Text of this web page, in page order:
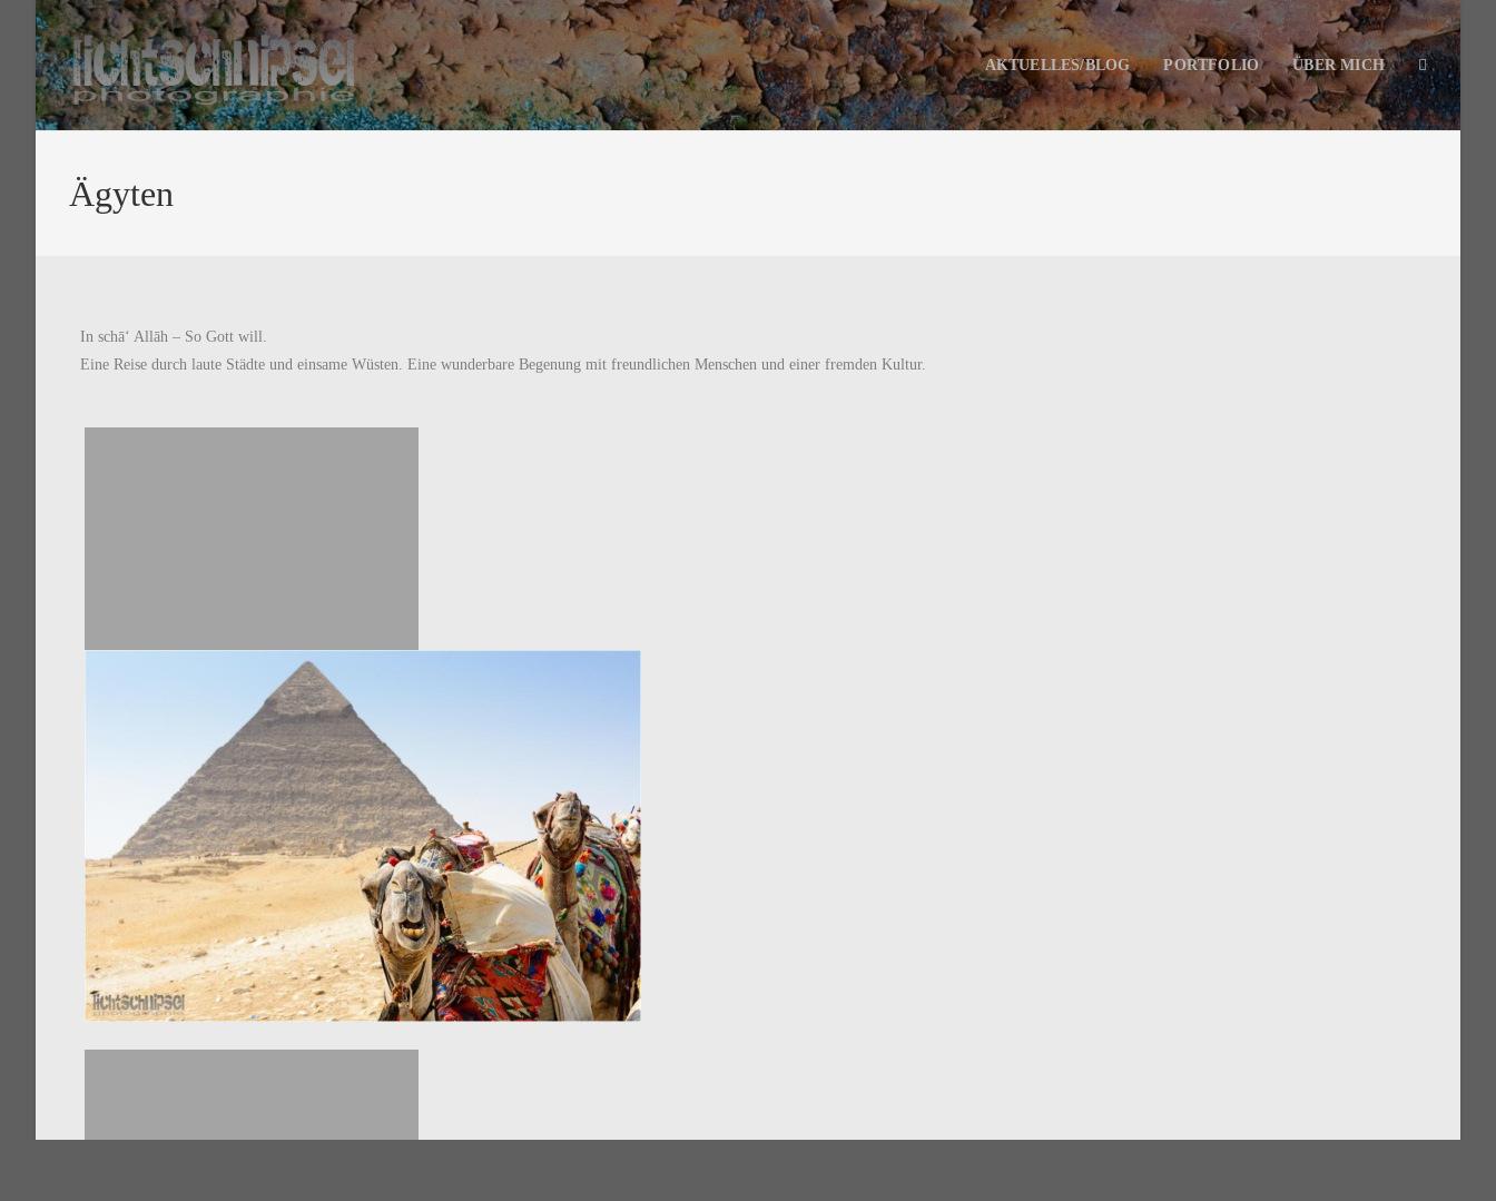
AKTUELLES/BLOG PORTFOLIO ÜBER MICH
Ägyten
In schā‘ Allāh – So Gott will.
Eine Reise durch laute Städte und einsame Wüsten. Eine wunderbare Begenung mit freundlichen Menschen und einer fremden Kultur.